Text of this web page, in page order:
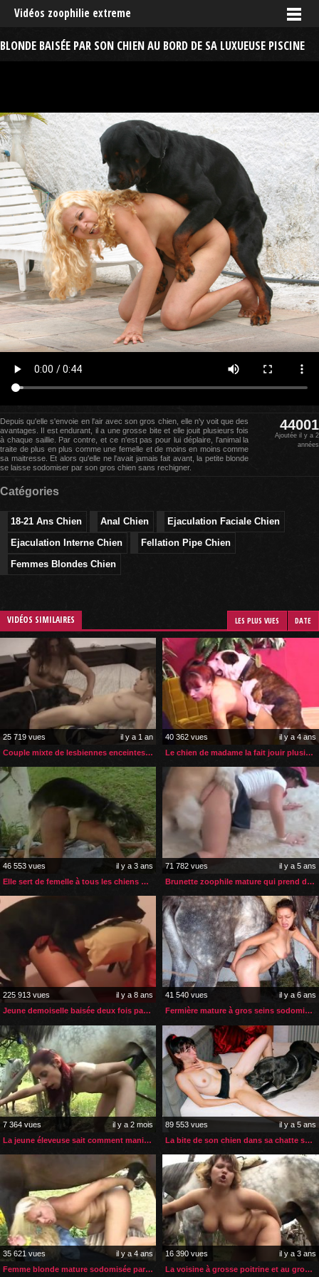
Vidéos zoophilie extreme
BLONDE BAISÉE PAR SON CHIEN AU BORD DE SA LUXUEUSE PISCINE
Depuis qu'elle s'envoie en l'air avec son gros chien, elle n'y voit que des
avantages. Il est endurant, il a une grosse bite et elle jouit plusieurs fois
à chaque saillie. Par contre, et ce n'est pas pour lui déplaire, l'animal la
traite de plus en plus comme une femelle et de moins en moins comme
sa maitresse. Et alors qu'elle ne l'avait jamais fait avant, la petite blonde
se laisse sodomiser par son gros chien sans rechigner.
44001
Ajoutée il y a 2
années
Catégories
18-21 Ans Chien Anal Chien
Ejaculation Faciale Chien
Ejaculation Interne Chien
Fellation Pipe Chien
Femmes Blondes Chien
VIDÉOS SIMILAIRES LES PLUS VUES DATE
25 719 vues
il y a 1 an
Couple mixte de lesbiennes enceintes et zoophiles
40 362 vues
il y a 4 ans
Le chien de madame la fait jouir plusieurs fois
46 553 vues
il y a 3 ans
Elle sert de femelle à tous les chiens qu’elle rencontre
71 782 vues
il y a 5 ans
Brunette zoophile mature qui prend du bon temps avec son chien
225 913 vues
il y a 8 ans
Jeune demoiselle baisée deux fois par son rottweiler
41 540 vues
il y a 6 ans
Fermière mature à gros seins sodomisée par son cheval
7 364 vues
il y a 2 mois
La jeune éleveuse sait comment manier une bite de cheval
89 553 vues
il y a 5 ans
La bite de son chien dans sa chatte son cul et sa bouche
35 621 vues
il y a 4 ans
Femme blonde mature sodomisée par son cheval dans son jardin
16 390 vues
il y a 3 ans
La voisine à grosse poitrine et au gros cul prise par le cheval